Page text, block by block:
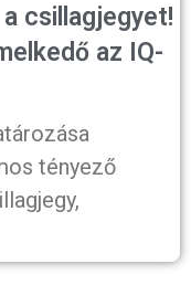
csillagjegyet!
az IQ-
tényező